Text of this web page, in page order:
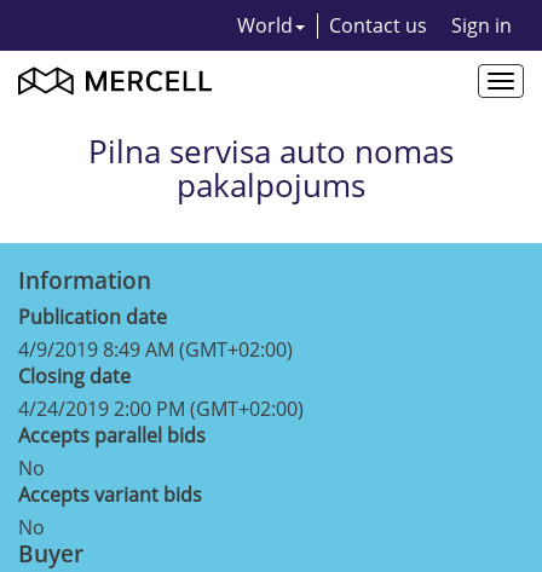
World Contact us Sign in
Pilna servisa auto nomas
pakalpojums
Information
Publication date
4/9/2019 8:49 AM (GMT+02:00)
Closing date
4/24/2019 2:00 PM (GMT+02:00)
Accepts parallel bids
No
Accepts variant bids
No
Buyer